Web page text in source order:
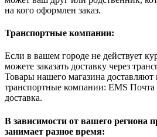
на кого оформлен заказ.
Транспортные компании:
Если в вашем городе не действует
можете заказать доставку через
Товары нашего магазина доставляют
транспортные компании: EMS
доставка.
В зависимости от вашего региона
занимает разное время: